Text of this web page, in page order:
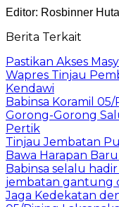
Editor: Rosbinner
Berita Terkait
Pastikan Akses
Wapres Tinjau
Kendawi
Babinsa Koramil
Gorong-Gorong
Pertik
Tinjau Jembatan
Bawa Harapan
Babinsa selalu
jembatan gantung
Jaga Kedekatan